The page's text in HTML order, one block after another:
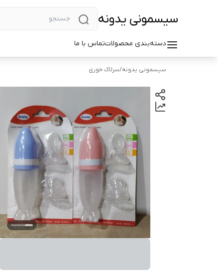
سیسمونی یدونه
دسته‌بندی محصولاتتماس با ما
سیسمونی یدونه/سرلاک خوری